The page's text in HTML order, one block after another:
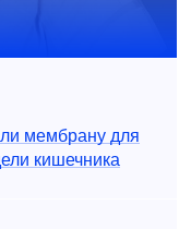
мембрану для
кишечника